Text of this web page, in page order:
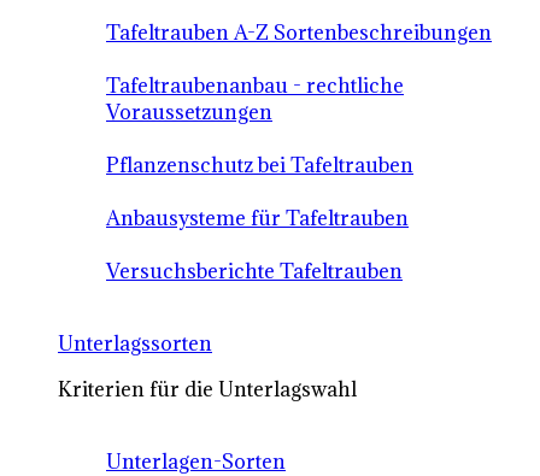
Tafeltrauben A-Z Sortenbeschreibungen
Tafeltraubenanbau - rechtliche
Voraussetzungen
Pflanzenschutz bei Tafeltrauben
Anbausysteme für Tafeltrauben
Versuchsberichte Tafeltrauben
Unterlagssorten
Kriterien für die Unterlagswahl
Unterlagen-Sorten